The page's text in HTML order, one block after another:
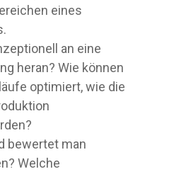
eines
an eine
heran? Wie können
optimiert, wie die
bewertet man
Welche